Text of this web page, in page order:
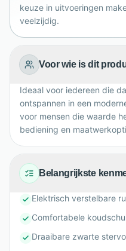
keuze in uitvoeringen
veelzijdig.
Voor wie is dit
Ideaal voor iedereen die
ontspannen in een
voor mensen die waarde
bediening en
Belangrijkste
Elektrisch verstelbare
Comfortabele
Draaibare zwarte